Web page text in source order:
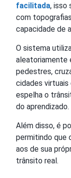
facilitada, isso
com
capacidade de
O sistema
aleatoriamente
pedestres,
cidades virtuais
espelha o
do aprendizado.
Além disso, é
permitindo que
aos de sua
trânsito real.